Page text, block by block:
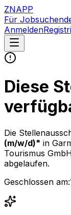
ZNAPP
Für
Anmelden
Diese
Die
(m/w/d)" in
Tourismus
abgelaufen.
Geschlossen am: